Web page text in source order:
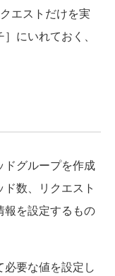
エストだけを実
にいれておく、
グループを作成
数、リクエスト
報を設定するもの
要な値を設定し